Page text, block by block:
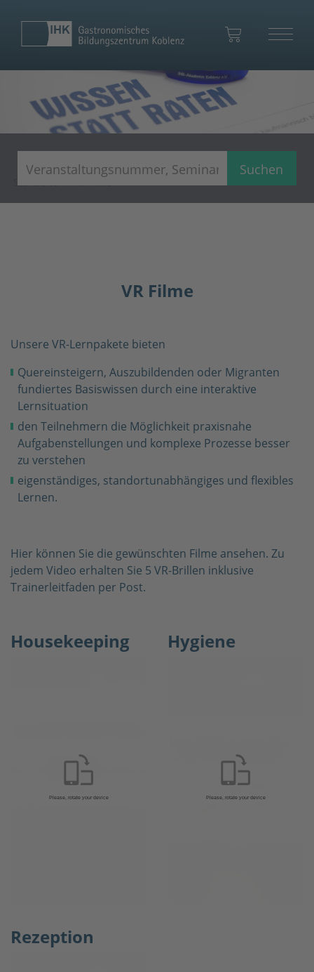
Ihr Warenkorb
Suchen
VR Filme
Unsere VR-Lernpakete bieten
Quereinsteigern, Auszubildenden oder Migranten
fundiertes Basiswissen durch eine interaktive
Lernsituation
den Teilnehmern die Möglichkeit praxisnahe
Aufgabenstellungen und komplexe Prozesse besser
zu verstehen
eigenständiges, standortunabhängiges und flexibles
Lernen.
Hier können Sie die gewünschten Filme ansehen. Zu
jedem Video erhalten Sie 5 VR-Brillen inklusive
Trainerleitfaden per Post.
Housekeeping Hygiene
Rezeption